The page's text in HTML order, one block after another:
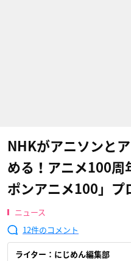
NHKがアニソンと
める！アニメ100周
ポンアニメ100」プ
ニュース
12
ライター：にじめん編集部